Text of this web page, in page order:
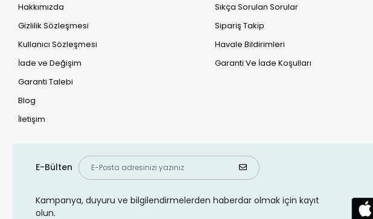
Hakkımızda
Gizlilik Sözleşmesi
Kullanıcı Sözleşmesi
İade ve Değişim
Garanti Talebi
Blog
İletişim
Sıkça Sorulan Sorular
Sipariş Takip
Havale Bildirimleri
Garanti Ve İade Koşulları
E-Bülten
Kampanya, duyuru ve bilgilendirmelerden haberdar olmak için kayıt
olun.